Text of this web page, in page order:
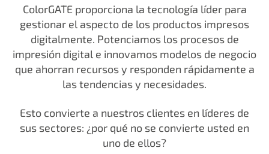
ColorGATE proporciona la tecnología líder para
gestionar el aspecto de los productos impresos
digitalmente. Potenciamos los procesos de
impresión digital e innovamos modelos de negocio
que ahorran recursos y responden rápidamente a
las tendencias y necesidades.
Esto convierte a nuestros clientes en líderes de
sus sectores: ¿por qué no se convierte usted en
uno de ellos?